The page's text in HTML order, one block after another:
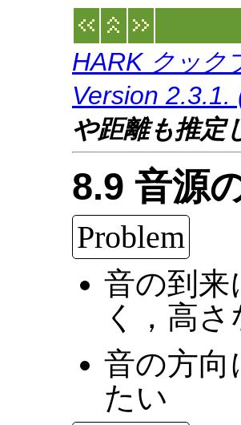
HARK クック
Version
や距離も推定
8.9 音源
Problem
音の到来
く，高
音の方向
たい